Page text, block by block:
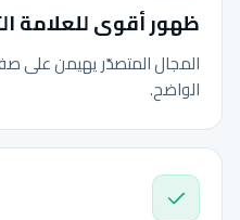
ظهور أقوى للعلامة
المجال المتصدّر يهيمن على
الواضح.